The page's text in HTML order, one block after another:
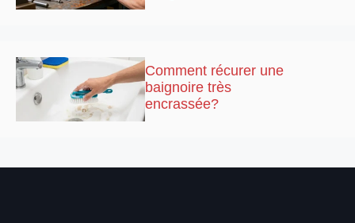
Comment récurer une
baignoire très
encrassée?